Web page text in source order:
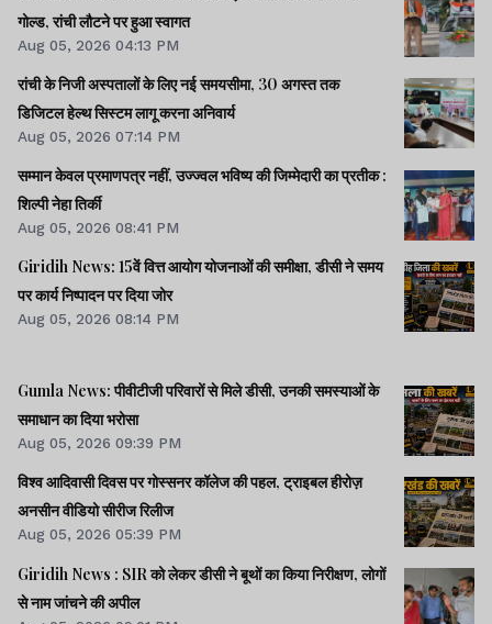
गोल्ड, रांची लौटने पर हुआ स्वागत
Aug 05, 2026 04:13 PM
रांची के निजी अस्पतालों के लिए नई समयसीमा, 30 अगस्त तक
डिजिटल हेल्थ सिस्टम लागू करना अनिवार्य
Aug 05, 2026 07:14 PM
सम्मान केवल प्रमाणपत्र नहीं, उज्ज्वल भविष्य की जिम्मेदारी का प्रतीक :
शिल्पी नेहा तिर्की
Aug 05, 2026 08:41 PM
Giridih News: 15वें वित्त आयोग योजनाओं की समीक्षा, डीसी ने समय
पर कार्य निष्पादन पर दिया जोर
Aug 05, 2026 08:14 PM
Gumla News: पीवीटीजी परिवारों से मिले डीसी, उनकी समस्याओं के
समाधान का दिया भरोसा
Aug 05, 2026 09:39 PM
विश्व आदिवासी दिवस पर गोस्सनर कॉलेज की पहल, ट्राइबल हीरोज़
अनसीन वीडियो सीरीज रिलीज
Aug 05, 2026 05:39 PM
Giridih News : SIR को लेकर डीसी ने बूथों का किया निरीक्षण, लोगों
से नाम जांचने की अपील